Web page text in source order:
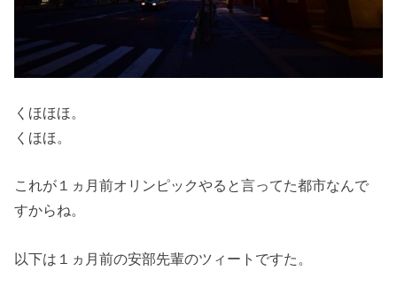
くほほほ。
くほほ。
これが１ヵ月前オリンピックやると言ってた都市なんで
すからね。
以下は１ヵ月前の安部先輩のツィートですた。